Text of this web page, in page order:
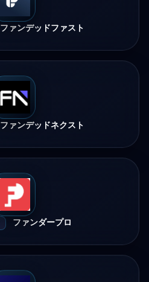
ファンデッドファスト
ファンデッドネクスト
ファンダープロ